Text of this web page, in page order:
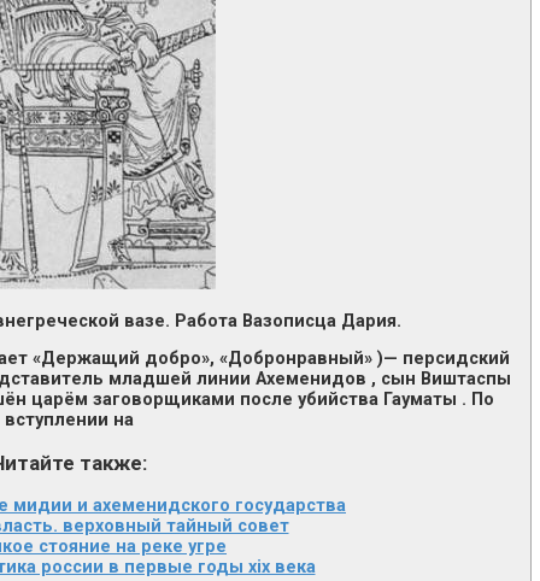
вазе. Работа Вазописца Дария.
«Держащий добро», «Добронравный» )— персидский
младшей линии Ахеменидов , сын Виштаспы
царём заговорщиками после убийства Гауматы . По
вступлении на
также:
мидии и ахеменидского государства
верховный тайный совет
стояние на реке угре
россии в первые годы xix века